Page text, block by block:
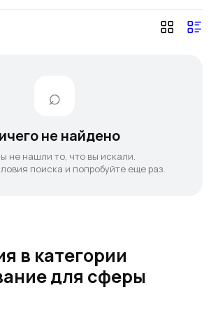
не найдено
не нашли то, что вы искали.
поиска и попробуйте еще раз.
в категории
для сферы